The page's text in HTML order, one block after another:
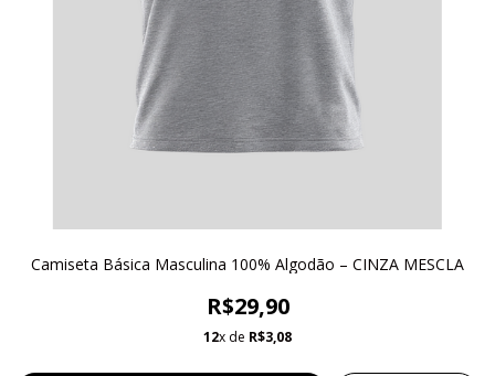
Camiseta Básica Masculina 100% Algodão – CINZA MESCLA
R$29,90
12x de R$3,08